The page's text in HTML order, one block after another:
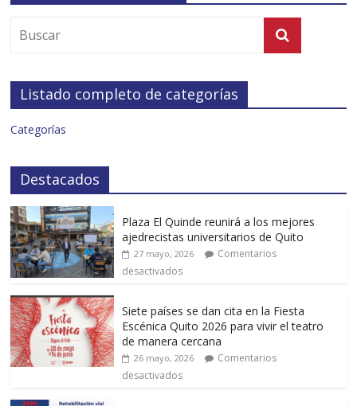
Listado completo de categorías
Categorías
Destacados
Plaza El Quinde reunirá a los mejores
ajedrecistas universitarios de Quito
27 mayo, 2026
Comentarios
desactivados
Siete países se dan cita en la Fiesta
Escénica Quito 2026 para vivir el teatro
de manera cercana
26 mayo, 2026
Comentarios
desactivados